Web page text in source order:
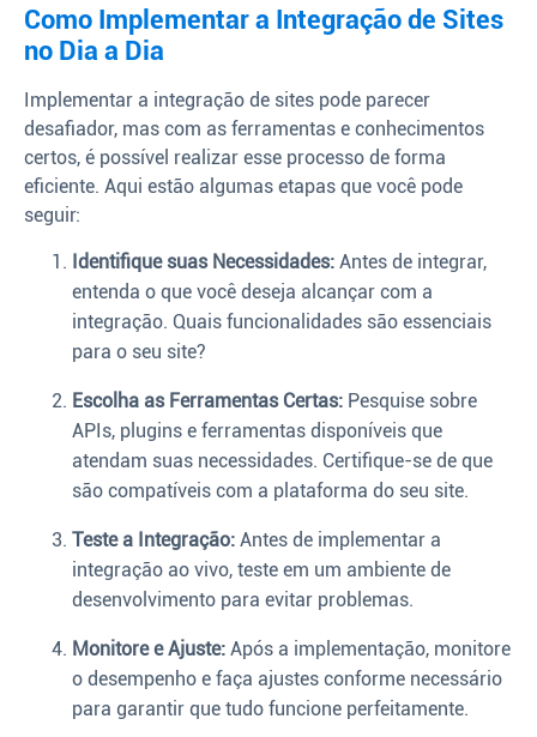
Como Implementar a Integração de Sites
no Dia a Dia
Implementar a integração de sites pode parecer
desafiador, mas com as ferramentas e conhecimentos
certos, é possível realizar esse processo de forma
eficiente. Aqui estão algumas etapas que você pode
seguir:
Identifique suas Necessidades: Antes de integrar,
entenda o que você deseja alcançar com a
integração. Quais funcionalidades são essenciais
para o seu site?
Escolha as Ferramentas Certas: Pesquise sobre
APIs, plugins e ferramentas disponíveis que
atendam suas necessidades. Certifique-se de que
são compatíveis com a plataforma do seu site.
Teste a Integração: Antes de implementar a
integração ao vivo, teste em um ambiente de
desenvolvimento para evitar problemas.
Monitore e Ajuste: Após a implementação, monitore
o desempenho e faça ajustes conforme necessário
para garantir que tudo funcione perfeitamente.